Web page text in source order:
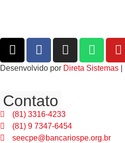
Desenvolvido por Direta Sistemas
Contato
(81) 3316-4233
(81) 9 7347-6454
seecpe@bancariospe.org.br